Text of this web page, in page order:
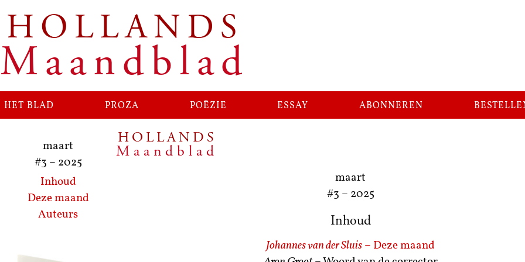
Ga
naar
de
inhoud
HOLLANDS
Maandblad
het blad proza poëzie essay abonneren
maart
#3 – 2025
Inhoud
Deze maand
Auteurs
HOLLANDS
Maandblad
maart
#3 – 2025
Inhoud
Johannes van der Sluis – Deze maand